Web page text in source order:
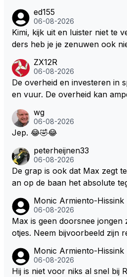
over dan kunnen ze hun eigen
men maar niet wetende was
r is dan een normale auto.
ters zullen steunen laat staan om
cuit Zandvoort te steken
ed155
06-08-2026
Kimi, kijk uit en luister niet te
ders heb je je zenuwen ook
Marquez/Jos ? Veel gezelliger
ZX12R
06-08-2026
De overheid en investeren in
en vuur. De overheid kan
s. Je kunt de Staat het best
f van Nottinghem (Robin
m/haar van zijn laatste
oven. De Staat heeft nooit
andvoort willen investeren en
uren. Afdragen van BTW
j dergelijke
wel afstaan, de parasiet.
wg
06-08-2026
Jep. 😂🤣😂
peterheijnen33
06-08-2026
De grap is ook dat Max zegt
an op de baan het absolute
dan eigenlijk niet echt zien. ;)
Monic Armiento-Hissink
06-08-2026
Max is geen doorsnee jongen
otjes. Neem bijvoorbeeld zijn
artjes ouder is en al een
alig RB-lid op de leeftijd van 23
Monic Armiento-Hissink
06-08-2026
Hij is niet voor niks al snel bij